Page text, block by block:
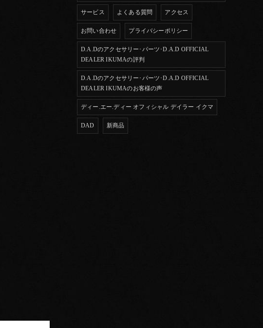
サービス よくある質問 アクセス
お問い合わせ プライバシーポリシー
D.A.Dのアクセサリー･パーツ･D.A.D OFFICIAL
DEALER IKUMAの評判
D.A.Dのアクセサリー･パーツ･D.A.D OFFICIAL
DEALER IKUMAのお客様の声
ディー.エー.ディー オフィシャル デイラー イクマ
DAD 新商品